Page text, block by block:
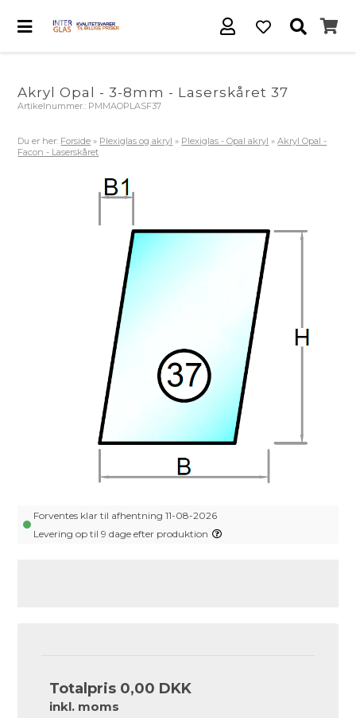
Akryl Opal - 3-8mm - Laserskåret 37
Artikelnummer.: PMMAOPLASF37
Du er her: Forside » Plexiglas og akryl » Plexiglas - Opal akryl »Akryl Opal -
Facon - Laserskåret
Forventes klar til afhentning 11-08-2026
Levering op til 9 dage efter produktion
Totalpris 0,00 DKK
inkl. moms